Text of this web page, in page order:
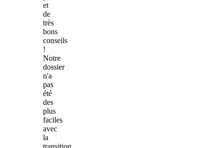
et
de
très
bons
conseils
!
Notre
dossier
n'a
pas
été
des
plus
faciles
avec
la
transition